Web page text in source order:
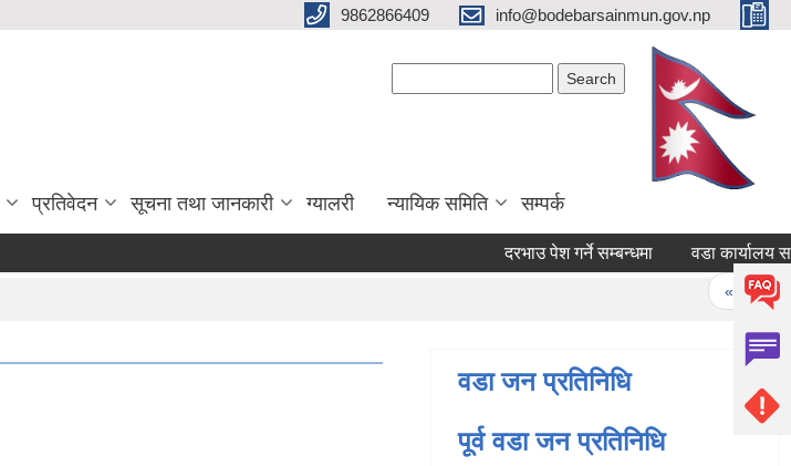
9862866409 info@bodebarsainmun.gov.np
प्रतिवेदन सूचना तथा जानकारी ग्यालरी न्यायिक समिति सम्पर्क
दरभाउ पेश गर्ने सम्बन्धमा वडा कार्यालय सबै
« first
वडा जन प्रतिनिधि
पूर्व वडा जन प्रतिनिधि